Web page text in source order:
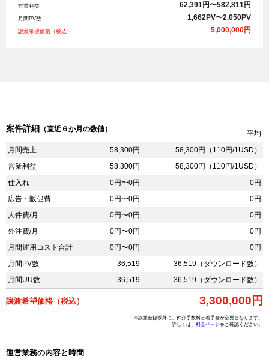
営業利益 62,391円〜582,811円
月間PV数 1,662PV〜2,050PV
譲渡希望価格（税込） 5,000,000円
案件詳細 （直近６か月の数値）
平均
月間売上
58,300円
58,300円（110円/1USD）
営業利益
58,300円
58,300円（110円/1USD）
仕入れ
0円〜0円
0円
広告・販促費
0円〜0円
0円
人件費/月
0円〜0円
0円
外注費/月
0円〜0円
0円
月間運用コスト合計
0円〜0円
0円
月間PV数
36,519
36,519（ダウンロード数）
月間UU数
36,519 36,519（ダウンロード数）
譲渡希望価格（税込） 3,300,000円
※譲渡金額以外に、仲介手数料と着手金が必要となります。
詳しくは、 料金ページをご確認ください。
運営業務の内容と時間